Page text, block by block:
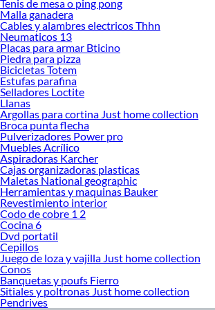
en Sodimac. Encuentra todo lo necesario para tus
decoración. ¡Visítanos y haz tus ideas realidad!
Tenis de mesa o ping pong
Malla ganadera
Cables y alambres electricos Thhn
Neumaticos 13
Placas para armar Bticino
Piedra para pizza
Bicicletas Totem
Estufas parafina
Selladores Loctite
Llanas
Argollas para cortina Just home collection
Broca punta flecha
Pulverizadores Power pro
Muebles Acrílico
Aspiradoras Karcher
Cajas organizadoras plasticas
Maletas National geographic
Herramientas y maquinas Bauker
Revestimiento interior
Codo de cobre 1 2
Cocina 6
Dvd portatil
Cepillos
Juego de loza y vajilla Just home collection
Conos
Banquetas y poufs Fierro
Sitiales y poltronas Just home collection
Pendrives